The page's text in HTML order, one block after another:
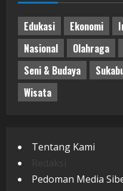
Edukasi Ekonomi
Nasional
Olahraga
Seni & Budaya
Wisata
Tentang Kami
Pedoman Media